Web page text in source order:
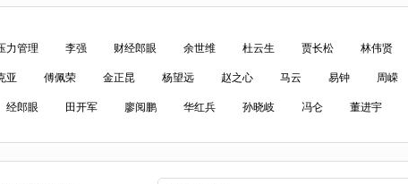
力管理 李强 财经郎眼 余世维 杜云生 贾长松 林伟贤
亚 傅佩荣 金正昆 杨望远 赵之心 马云 易钟 周嵘
经郎眼 田开军 廖阅鹏 华红兵 孙晓岐 冯仑 董进宇